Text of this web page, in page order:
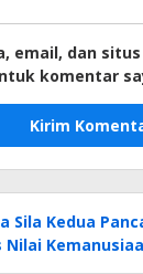
email, dan
komentar
Sila Kedua
Nilai